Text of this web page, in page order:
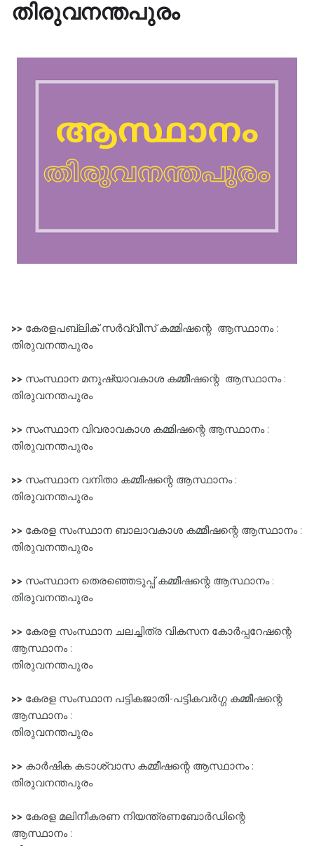
തിരുവനന്തപുരം
>> കേരളപബ്ലിക്‌ സർവ്വീസ്‌ കമ്മിഷന്റെ ആസ്ഥാനം :
തിരുവനന്തപുരം
>> സംസ്ഥാന മനുഷ്യാവകാശ കമ്മീഷന്റെ ആസ്ഥാനം :
തിരുവനന്തപുരം
>> സംസ്ഥാന വിവരാവകാശ കമ്മിഷന്റെ ആസ്ഥാനം :
തിരുവനന്തപുരം
>> സംസ്ഥാന വനിതാ കമ്മീഷന്റെ ആസ്ഥാനം :
തിരുവനന്തപുരം
>> കേരള സംസ്ഥാന ബാലാവകാശ കമ്മീഷന്റെ ആസ്ഥാനം :
തിരുവനന്തപുരം
>> സംസ്ഥാന തെരഞ്ഞെടുപ്പ്‌ കമ്മീഷന്റെ ആസ്ഥാനം :
തിരുവനന്തപുരം
>> കേരള സംസ്ഥാന ചലച്ചിത്ര വികസന കോർപ്പറേഷന്റെ
ആസ്ഥാനം :
തിരുവനന്തപുരം
>> കേരള സംസ്ഥാന പട്ടികജാതി-പട്ടികവർഗ്ഗ കമ്മീഷന്റെ
ആസ്ഥാനം :
തിരുവനന്തപുരം
>> കാർഷിക കടാശ്വാസ കമ്മീഷന്റെ ആസ്ഥാനം :
തിരുവനന്തപുരം
>> കേരള മലിനീകരണ നിയന്ത്രണബോർഡിന്റെ
ആസ്ഥാനം :